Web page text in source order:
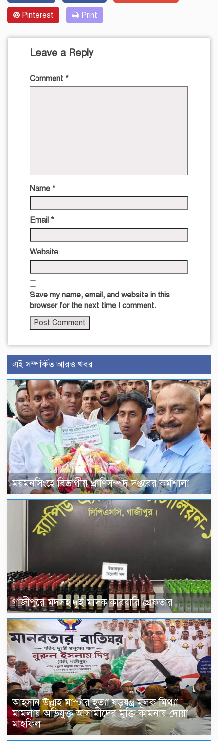
Pinterest Print
Leave a Reply
Comment *
Name *
Email *
Website
Save my name, email, and website in this
browser for the next time I comment.
এই সম্পর্কিত আরও খবর
ময়মনসিংহে বিভাগীয় প্রাণিসম্পদ দপ্তরের কর্মশালা
গাজীপুরে মদসহ দুই মাদক কারবারি গ্রেফতার
আহসান উল্লাহ মাস্টার হত্যা ষড়যন্ত্র মূলক মিথ্যা
মামলায় অভিযুক্ত আসামীদের মুক্তি কামনায় দোয়া
মাহফিল